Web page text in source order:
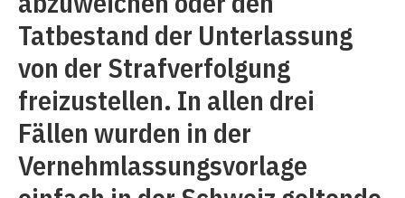
Tatbestand der Unterlassung
von der Strafverfolgung
freizustellen. In allen drei
Fällen wurden in der
Vernehmlassungsvorlage